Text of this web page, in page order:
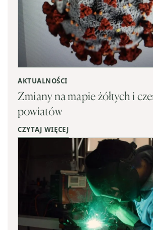
AKTUALNOŚCI
Zmiany na mapie żółtych i
powiatów
CZYTAJ WIĘCEJ